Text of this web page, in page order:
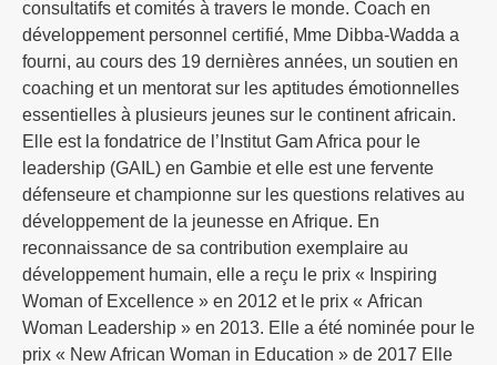
consultatifs et comités à travers le monde. Coach en
développement personnel certifié, Mme Dibba-Wadda a
fourni, au cours des 19 dernières années, un soutien en
coaching et un mentorat sur les aptitudes émotionnelles
essentielles à plusieurs jeunes sur le continent africain.
Elle est la fondatrice de l’Institut Gam Africa pour le
leadership (GAIL) en Gambie et elle est une fervente
défenseure et championne sur les questions relatives au
développement de la jeunesse en Afrique. En
reconnaissance de sa contribution exemplaire au
développement humain, elle a reçu le prix « Inspiring
Woman of Excellence » en 2012 et le prix « African
Woman Leadership » en 2013. Elle a été nominée pour le
prix « New African Woman in Education » de 2017 Elle